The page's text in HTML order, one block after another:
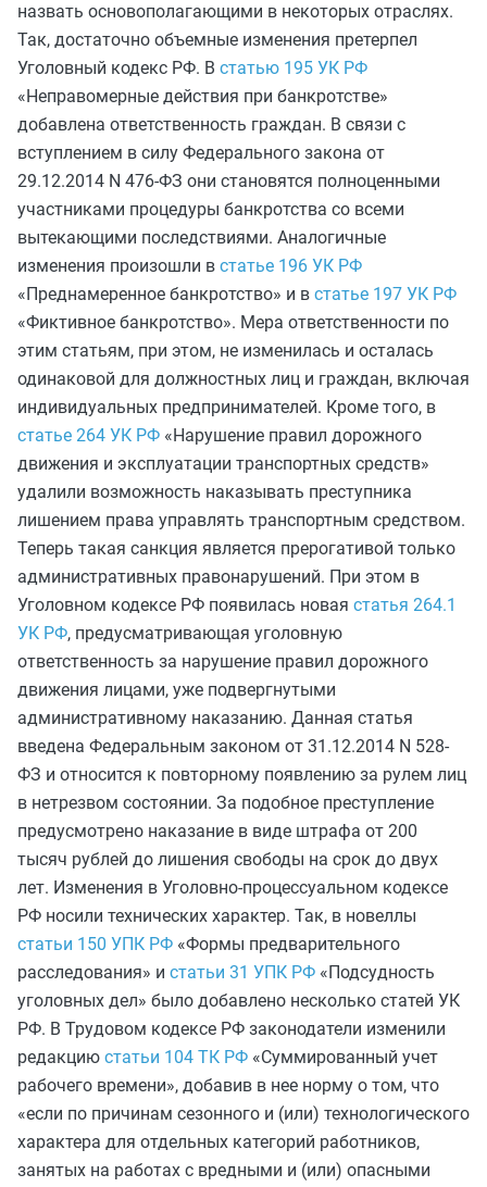
назвать основополагающими в некоторых отраслях.
Так, достаточно объемные изменения претерпел
Уголовный кодекс РФ. В статью 195 УК РФ
«Неправомерные действия при банкротстве»
добавлена ответственность граждан. В связи с
вступлением в силу Федерального закона от
29.12.2014 N 476-ФЗ они становятся полноценными
участниками процедуры банкротства со всеми
вытекающими последствиями. Аналогичные
изменения произошли в статье 196 УК РФ
«Преднамеренное банкротство» и в статье 197 УК РФ
«Фиктивное банкротство». Мера ответственности по
этим статьям, при этом, не изменилась и осталась
одинаковой для должностных лиц и граждан, включая
индивидуальных предпринимателей. Кроме того, в
статье 264 УК РФ «Нарушение правил дорожного
движения и эксплуатации транспортных средств»
удалили возможность наказывать преступника
лишением права управлять транспортным средством.
Теперь такая санкция является прерогативой только
административных правонарушений. При этом в
Уголовном кодексе РФ появилась новая статья 264.1
УК РФ, предусматривающая уголовную
ответственность за нарушение правил дорожного
движения лицами, уже подвергнутыми
административному наказанию. Данная статья
введена Федеральным законом от 31.12.2014 N 528-
ФЗ и относится к повторному появлению за рулем лиц
в нетрезвом состоянии. За подобное преступление
предусмотрено наказание в виде штрафа от 200
тысяч рублей до лишения свободы на срок до двух
лет. Изменения в Уголовно-процессуальном кодексе
РФ носили технических характер. Так, в новеллы
статьи 150 УПК РФ «Формы предварительного
расследования» и статьи 31 УПК РФ «Подсудность
уголовных дел» было добавлено несколько статей УК
РФ. В Трудовом кодексе РФ законодатели изменили
редакцию статьи 104 ТК РФ «Суммированный учет
рабочего времени», добавив в нее норму о том, что
«если по причинам сезонного и (или) технологического
характера для отдельных категорий работников,
занятых на работах с вредными и (или) опасными